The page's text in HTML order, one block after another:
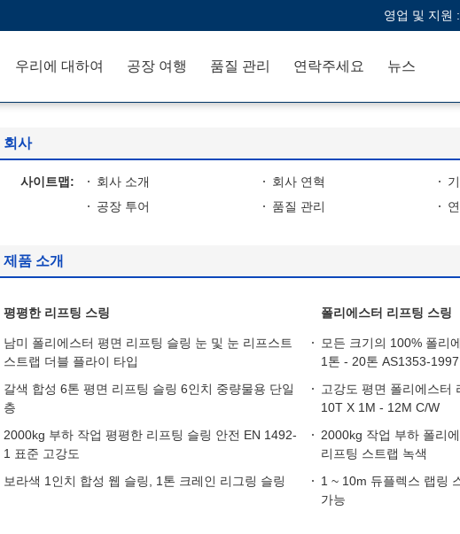
영업 및 지원 :
우리에 대하여 공장 여행 품질 관리 연락주세요 뉴스
회사
사이트맵: 회사 소개 회사 연혁
공장 투어
품질 관리
제품 소개
평평한 리프팅 스링
남미 폴리에스터 평면 리프팅 슬링 눈 및 눈 리프스트
스트랩 더블 플라이 타입
갈색 합성 6톤 평면 리프팅 슬링 6인치 중량물용 단일
층
2000kg 부하 작업 평평한 리프팅 슬링 안전 EN 1492-
1 표준 고강도
보라색 1인치 합성 웹 슬링, 1톤 크레인 리그링 슬링
폴리에스터 리프팅 스링
모든 크기의 100% 폴리
1톤 - 20톤 AS1353-1997
고강도 평면 폴리에스터
10T X 1M - 12M C/W
2000kg 작업 부하 폴리
리프팅 스트랩 녹색
1 ~ 10m 듀플렉스 랩링
가능